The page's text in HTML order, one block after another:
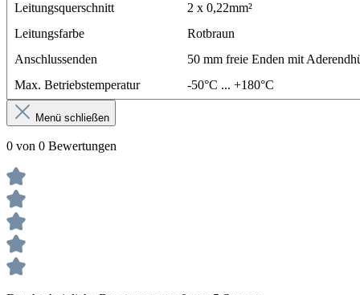
Leitungsquerschnitt
2 x 0,22mm²
Leitungsfarbe
Rotbraun
Anschlussenden
50 mm freie Enden mit
Max. Betriebstemperatur
-50°C ... +180°C
Menü schließen
0 von 0 Bewertungen